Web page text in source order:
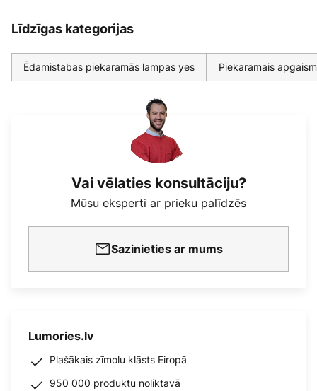
Līdzīgas kategorijas
Ēdamistabas piekaramās lampas yes Piekaramais
Vai vēlaties konsultāciju?
Mūsu eksperti ar prieku palīdzēs
Sazinieties ar mums
Lumories.lv
Plašākais zīmolu klāsts Eiropā
950 000 produktu noliktavā